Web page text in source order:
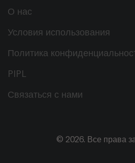
О нас
Условия использования
Политика
PIPL
Связаться с нами
© 2026. Все права